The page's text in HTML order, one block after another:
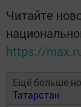
Читайте
https://
Ещё больше
Татарстан